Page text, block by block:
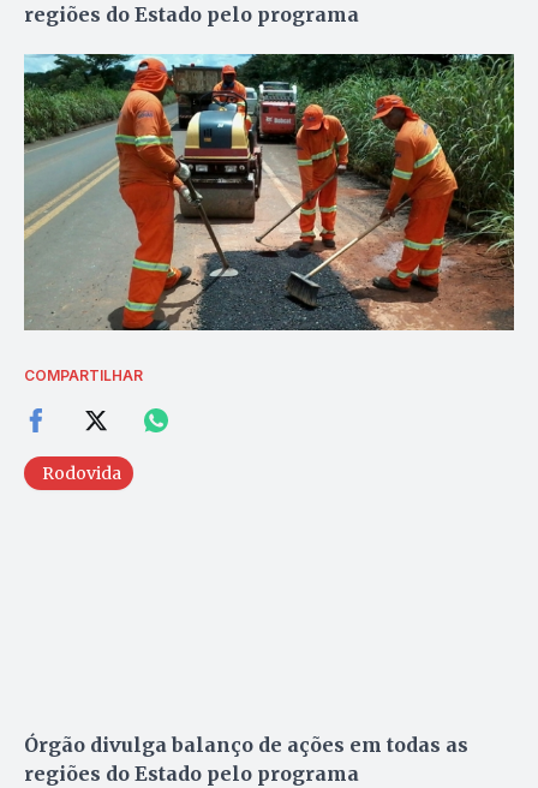
regiões do Estado pelo programa
COMPARTILHAR
Rodovida
Órgão divulga balanço de ações em todas as
regiões do Estado pelo programa